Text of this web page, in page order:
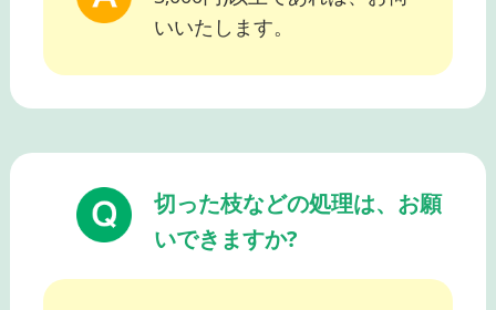
いいたします。
切った枝などの処理は、お願
いできますか?